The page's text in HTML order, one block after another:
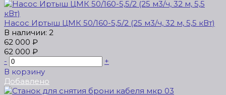
Насос Иртыш ЦМК 50/160-5,5/2 (25 м3/ч, 32 м, 5,5 кВт)
В наличии: 2
62 000 ₽
62 000 ₽
-
+
В корзину
Добавлено